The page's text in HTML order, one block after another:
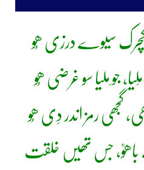
کچرک سیوے درزی ھُو
جو ِملیا سو غرضی ھُو
گجھی رمز اندر دِی ھُو
باھوؒ، جس تھیں خلقت